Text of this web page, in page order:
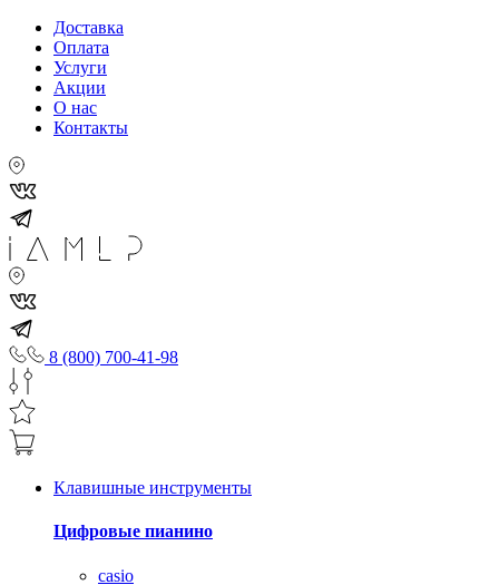
Доставка
Оплата
Услуги
Акции
О нас
Контакты
8 (800) 700-41-98
Клавишные инструменты
Цифровые пианино
casio